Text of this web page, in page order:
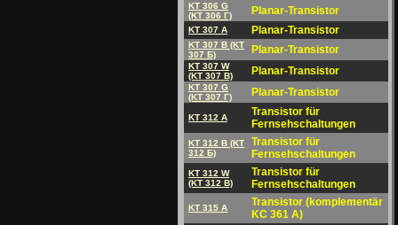
KT 306 G
(KT 306 Г)
Planar-Transistor
KT 307 A Planar-Transistor
KT 307 B (KT
307 Б)
Planar-Transistor
KT 307 W
(KT 307 B)
Planar-Transistor
KT 307 G
(KT 307 Г)
Planar-Transistor
KT 312 A
Transistor für
Fernsehschaltungen
KT 312 B (KT
312 Б)
Transistor für
Fernsehschaltungen
KT 312 W
(KT 312 B)
Transistor für
Fernsehschaltungen
KT 315 A
Transistor (komplementär
KC 361 A)